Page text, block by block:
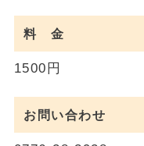
料 金
1500円
お問い合わせ